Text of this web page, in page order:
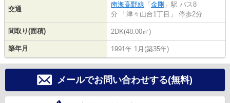
交通
南海高野線 「 金剛 」駅 バス8
分 「津々山台1丁目」 停歩2分
間取り(面積) 2DK(48.00㎡)
築年月 1991年 1月(築35年)
メールでお問い合わせする(無料)